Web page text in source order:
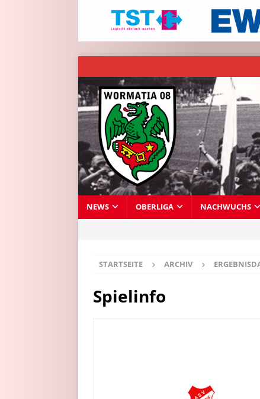
NEWS OBERLIGA NACHWUCHS
STARTSEITE ARCHIV
Spielinfo